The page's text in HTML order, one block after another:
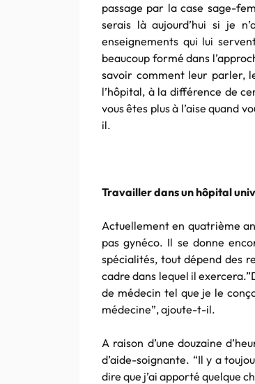
passage par la case sage-
serais là aujourd’hui si je
enseignements qui lui
beaucoup formé dans
savoir comment leur parler,
l’hôpital, à la différence de
vous êtes plus à l’aise quand
il.
Travailler dans un hôpital
Actuellement en quatrième
pasgynéco. Il se donne
spécialités, tout dépend des
cadre dans lequel il
de médecin tel que je le
médecine”, ajoute-t-il.
A raison d’une douzaine
d’aide-soignante. “Il y a
dire que j’ai apporté quelque